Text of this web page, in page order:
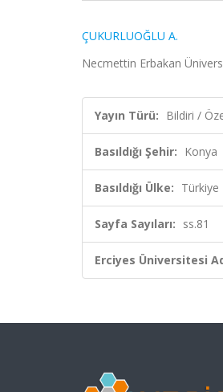
ÇUKURLUOĞLU A.
Necmettin Erbakan
Yayın Türü: Bildiri /
Basıldığı Şehir: Konya
Basıldığı Ülke: Türkiye
Sayfa Sayıları: ss.81
Erciyes Üniversitesi